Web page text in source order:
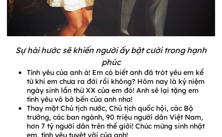
Sự hài hước sẽ khiến người ấy bật cười trong hạnh
phúc
Tình yêu của anh à! Em có biết anh đã trót yêu em kể
từ khi em chưa ra đời rồi không? Hôm nay là kỷ niệm
ngày sinh lần thứ XX của em đó! Anh sẽ lại tặng em
tình yêu vô bờ bến của anh nha!
Thay mặt Chủ tịch nước, Chủ tịch quốc hội, các Bộ
trưởng, các ban ngành, 90 triệu người dân Việt Nam,
hơn 7 tỷ người dân trên thế giới! Chúc mừng sinh nhật
em, tình yêu tuyệt vời của anh!